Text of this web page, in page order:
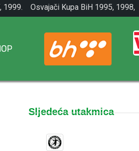
1999.
Osvajači Kupa BiH 1995, 1998,
2001.
Sljedeća utakmica